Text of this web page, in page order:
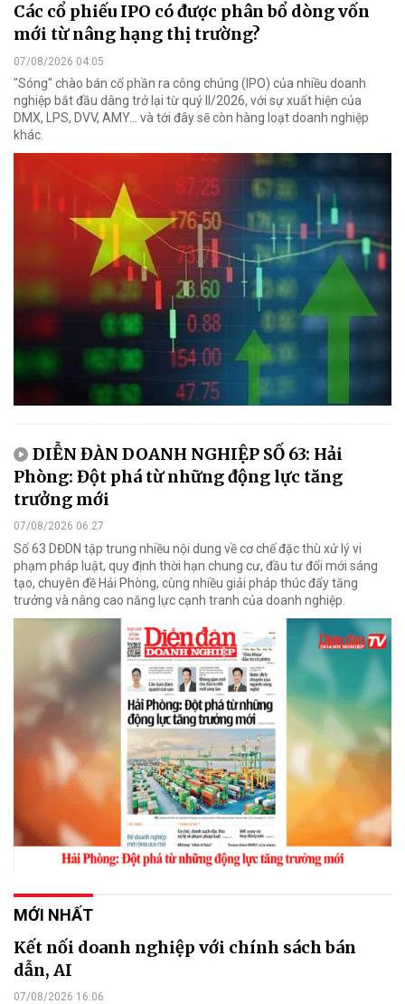
Các cổ phiếu IPO có được phân bổ dòng vốn
mới từ nâng hạng thị trường?
07/08/2026 04:05
"Sóng" chào bán cổ phần ra công chúng (IPO) của nhiều doanh
nghiệp bắt đầu dâng trở lại từ quý II/2026, với sự xuất hiện của
DMX, LPS, DVV, AMY... và tới đây sẽ còn hàng loạt doanh nghiệp
khác.
DIỄN ĐÀN DOANH NGHIỆP SỐ 63: Hải
Phòng: Đột phá từ những động lực tăng
trưởng mới
07/08/2026 06:27
Số 63 DĐDN tập trung nhiều nội dung về cơ chế đặc thù xử lý vi
phạm pháp luật, quy định thời hạn chung cư, đầu tư đổi mới sáng
tạo, chuyên đề Hải Phòng, cùng nhiều giải pháp thúc đẩy tăng
trưởng và nâng cao năng lực cạnh tranh của doanh nghiệp.
MỚI NHẤT
Kết nối doanh nghiệp với chính sách bán
dẫn, AI
07/08/2026 16:06